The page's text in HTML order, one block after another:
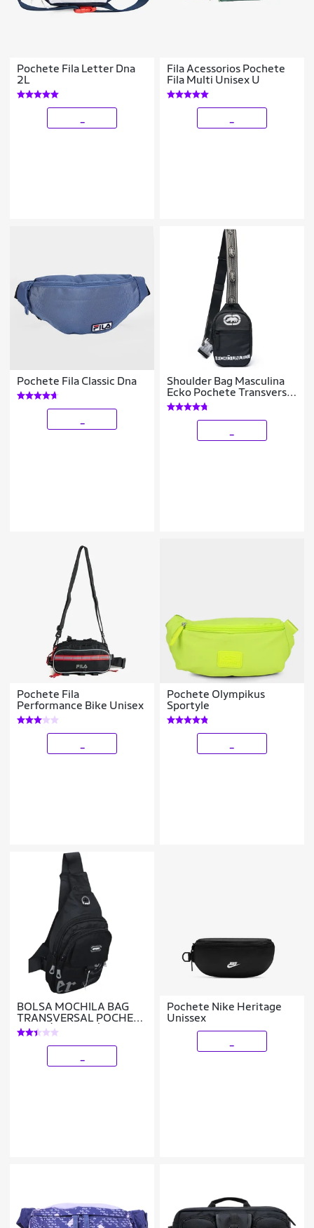
Pochete Fila Letter Dna
2L
Fila Acessorios Pochete
Fila Multi Unisex U
Pochete Fila Classic Dna
Shoulder Bag Masculina
Ecko Pochete Transversal
1,6 Litros Resistente
Pochete Fila
Performance Bike Unisex
Pochete Olympikus
Sportyle
BOLSA MOCHILA BAG
TRANSVERSAL POCHETE
ALÇA ÚNICA SAÍDA USB
Pochete Nike Heritage
Unissex